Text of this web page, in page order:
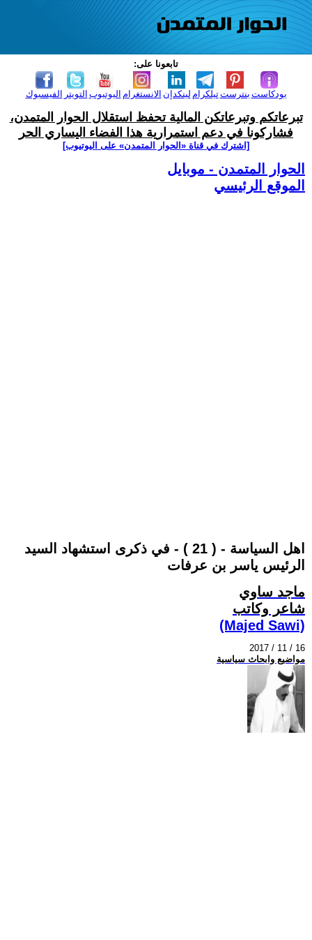
تابعونا على:
الفيسبوك التويتر اليوتيوب الانستغرام لينكدإن تيلكرامبنترست بودكاست
تبرعاتكم وتبرعاتكن المالية تحفظ استقلال الحوار المتمدن،
فشاركونا في دعم استمرارية هذا الفضاء اليساري الحر
[اشترك في قناة ‫«الحوار المتمدن» على اليوتيوب]
الحوار المتمدن - موبايل
الموقع الرئيسي
اهل السياسة - ( 21 ) - في ذكرى استشهاد السيد
الرئيس ياسر بن عرفات
ماجد ساوي
شاعر وكاتب
(Majed Sawi)
2017 / 11 / 16
مواضيع وابحاث سياسية